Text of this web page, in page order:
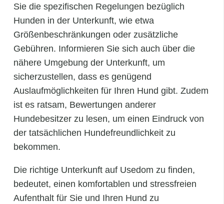
Sie die spezifischen Regelungen bezüglich
Hunden in der Unterkunft, wie etwa
Größenbeschränkungen oder zusätzliche
Gebühren. Informieren Sie sich auch über die
nähere Umgebung der Unterkunft, um
sicherzustellen, dass es genügend
Auslaufmöglichkeiten für Ihren Hund gibt. Zudem
ist es ratsam, Bewertungen anderer
Hundebesitzer zu lesen, um einen Eindruck von
der tatsächlichen Hundefreundlichkeit zu
bekommen.
Die richtige Unterkunft auf Usedom zu finden,
bedeutet, einen komfortablen und stressfreien
Aufenthalt für Sie und Ihren Hund zu